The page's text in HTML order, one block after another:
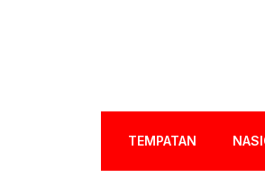
TEMPATAN